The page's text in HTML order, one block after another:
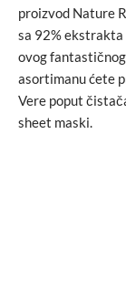
proizvod Nature
sa 92%
ovog
asortimanu ćete
Vere poput
sheet maski.